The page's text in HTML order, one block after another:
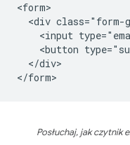
<form>
<div class="form-
<input
<button
  </div>
Posłuchaj, jak czytnik